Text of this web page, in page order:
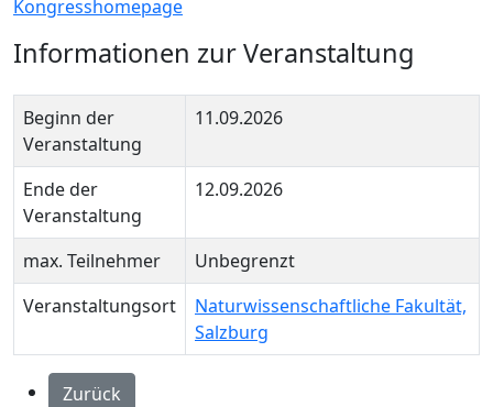
Kongresshomepage
Informationen zur Veranstaltung
Beginn der
Veranstaltung
11.09.2026
Ende der
Veranstaltung
12.09.2026
max. Teilnehmer
Unbegrenzt
Veranstaltungsort
Naturwissenschaftliche Fakultät,
Salzburg
Zurück